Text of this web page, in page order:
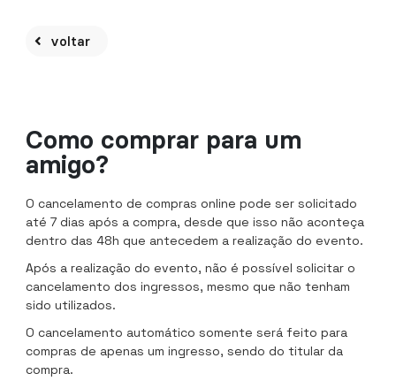
voltar
Como comprar para um
amigo?
O cancelamento de compras online pode ser solicitado
até 7 dias após a compra, desde que isso não aconteça
dentro das 48h que antecedem a realização do evento.
Após a realização do evento, não é possível solicitar o
cancelamento dos ingressos, mesmo que não tenham
sido utilizados.
O cancelamento automático somente será feito para
compras de apenas um ingresso, sendo do titular da
compra.